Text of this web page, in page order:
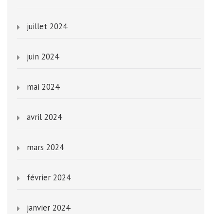
juillet 2024
juin 2024
mai 2024
avril 2024
mars 2024
février 2024
janvier 2024